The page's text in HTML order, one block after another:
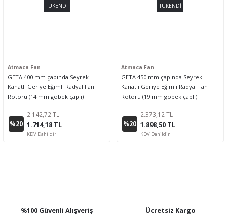
TÜKENDİ
Atmaca Fan
GETA 400 mm çapında Seyrek
Kanatlı Geriye Eğimli Radyal Fan
Rotoru (14 mm göbek çaplı)
%20
2.142,72 TL
1.714,18 TL
KDV Dahildir
TÜKENDİ
Atmaca Fan
GETA 450 mm çapında Seyrek
Kanatlı Geriye Eğimli Radyal Fan
Rotoru (19 mm göbek çaplı)
%20
2.373,12 TL
1.898,50 TL
KDV Dahildir
%100 Güvenli Alışveriş Ücretsiz Kargo